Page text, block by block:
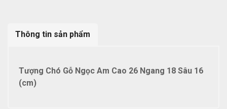
Thông tin sản phẩm
Tượng Chó Gỗ Ngọc Am Cao 26 Ngang 18 Sâu 16
(cm)